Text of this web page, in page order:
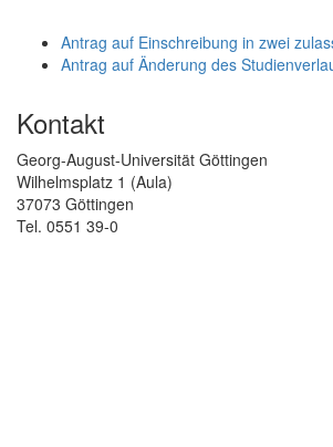
Antrag auf Einschreibung in zwei
Antrag auf Änderung des
Kontakt
Georg-August-Universität Göttingen
Wilhelmsplatz 1 (Aula)
37073 Göttingen
Tel. 0551 39-0